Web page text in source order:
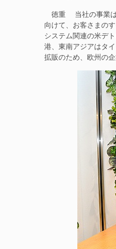
徳重 当社の事業は
向けて、お客さまの
システム関連の米デ
港、東南アジアはタ
拡販のため、欧州の